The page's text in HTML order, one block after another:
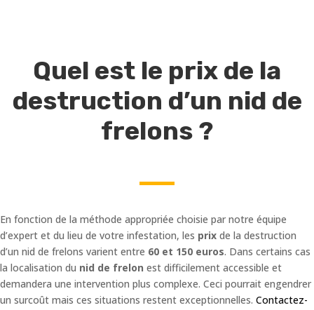
Quel est le prix de la
destruction d’un nid de
frelons ?
En fonction de la méthode appropriée choisie par notre équipe
d’expert et du lieu de votre infestation, les prix de la destruction
d’un nid de frelons varient entre 60 et 150 euros. Dans certains cas
la localisation du nid de frelon est difficilement accessible et
demandera une intervention plus complexe. Ceci pourrait engendrer
un surcoût mais ces situations restent exceptionnelles. Contactez-